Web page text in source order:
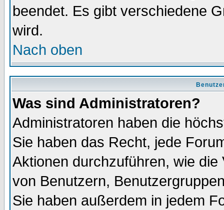
beendet. Es gibt verschiedene
wird.
Nach oben
Was sind Administratoren?
Administratoren haben die
Sie haben das Recht, jede
Aktionen durchzuführen, wie
von Benutzern,
Sie haben außerdem in jedem